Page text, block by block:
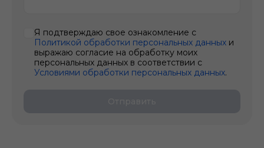
Я подтверждаю свое ознакомление с
Политикой обработки персональных данных и
выражаю согласие на обработку моих
персональных данных в соответствии с
Условиями обработки персональных данных.